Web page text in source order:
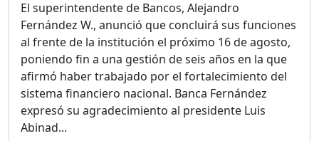
El superintendente de Bancos, Alejandro
Fernández W., anunció que concluirá sus funciones
al frente de la institución el próximo 16 de agosto,
poniendo fin a una gestión de seis años en la que
afirmó haber trabajado por el fortalecimiento del
sistema financiero nacional. Banca Fernández
expresó su agradecimiento al presidente Luis
Abinad...